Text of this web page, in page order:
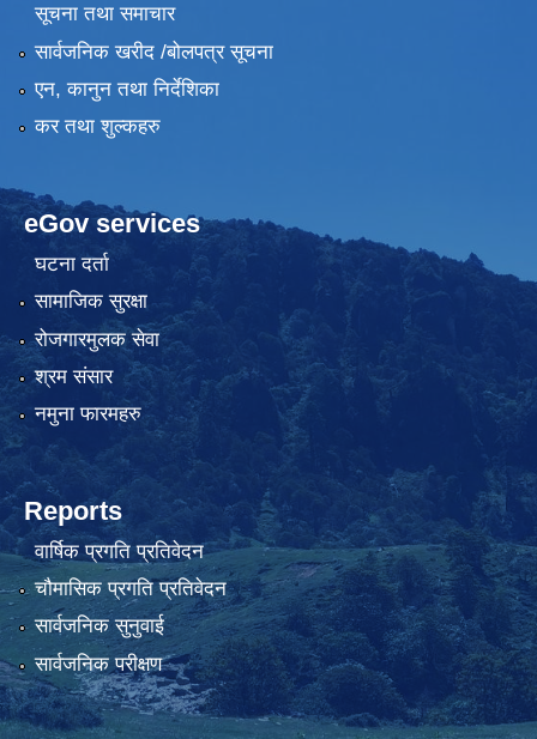
सूचना तथा समाचार
सार्वजनिक खरीद /बोलपत्र सूचना
एन, कानुन तथा निर्देशिका
कर तथा शुल्कहरु
eGov services
घटना दर्ता
सामाजिक सुरक्षा
रोजगारमुलक सेवा
श्रम संसार
नमुना फारमहरु
Reports
वार्षिक प्रगति प्रतिवेदन
चौमासिक प्रगति प्रतिवेदन
सार्वजनिक सुनुवाई
सार्वजनिक परीक्षण